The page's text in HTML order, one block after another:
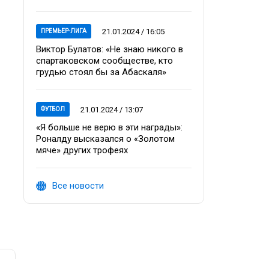
ПРЕМЬЕР-ЛИГА 21.01.2024 / 16:05
Виктор Булатов: «Не знаю никого в
спартаковском сообществе, кто
грудью стоял бы за Абаскаля»
ФУТБОЛ 21.01.2024 / 13:07
«Я больше не верю в эти награды»:
Роналду высказался о «Золотом
мяче» других трофеях
Все новости